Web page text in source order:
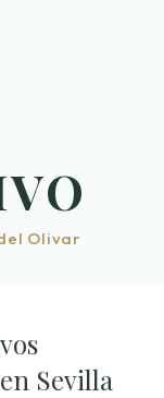
Olivar
Sevilla